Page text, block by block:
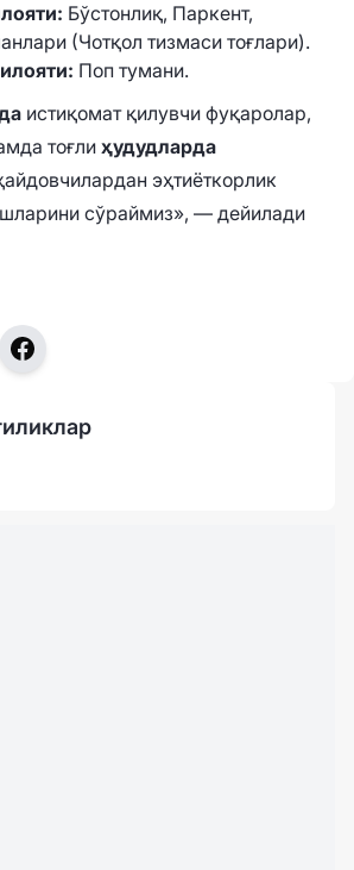
Бўстонлиқ, Паркент,
(Чотқол тизмаси тоғлари).
Поп тумани.
истиқомат қилувчи фуқаролар,
тоғлиҳудудларда
эҳтиёткорлик
сўраймиз», — дейилади